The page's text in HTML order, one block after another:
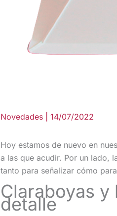
Novedades| 14/07/2022
Hoy estamos de nuevo en
a las que acudir. Por un lado,
tanto para señalizar cómo
Claraboyas
detalle